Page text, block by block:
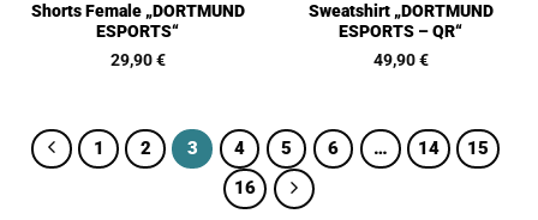
Shorts Female „DORTMUND
ESPORTS“
29,90€
Sweatshirt „DORTMUND
ESPORTS – QR“
49,90€
1 2 3 4 5 6 … 14
15
16